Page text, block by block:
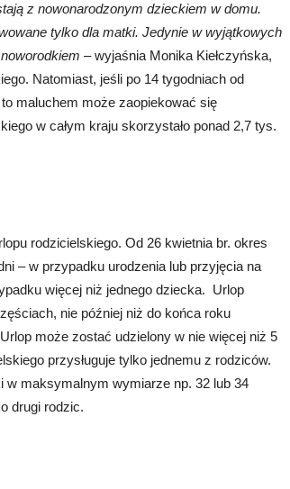
z nowonarodzonym dzieckiem w domu.
tylko dla matki. Jedynie w wyjątkowych
– wyjaśnia Monika Kiełczyńska,
Natomiast, jeśli po 14 tygodniach od
maluchem może zaopiekować się
w całym kraju skorzystało ponad 2,7 tys.
rodzicielskiego. Od 26 kwietnia br. okres
– w przypadku urodzenia lub przyjęcia na
więcej niż jednego dziecka. Urlop
nie później niż do końca roku
może zostać udzielony w nie więcej niż 5
przysługuje tylko jednemu z rodziców.
maksymalnym wymiarze np. 32 lub 34
drugi rodzic.